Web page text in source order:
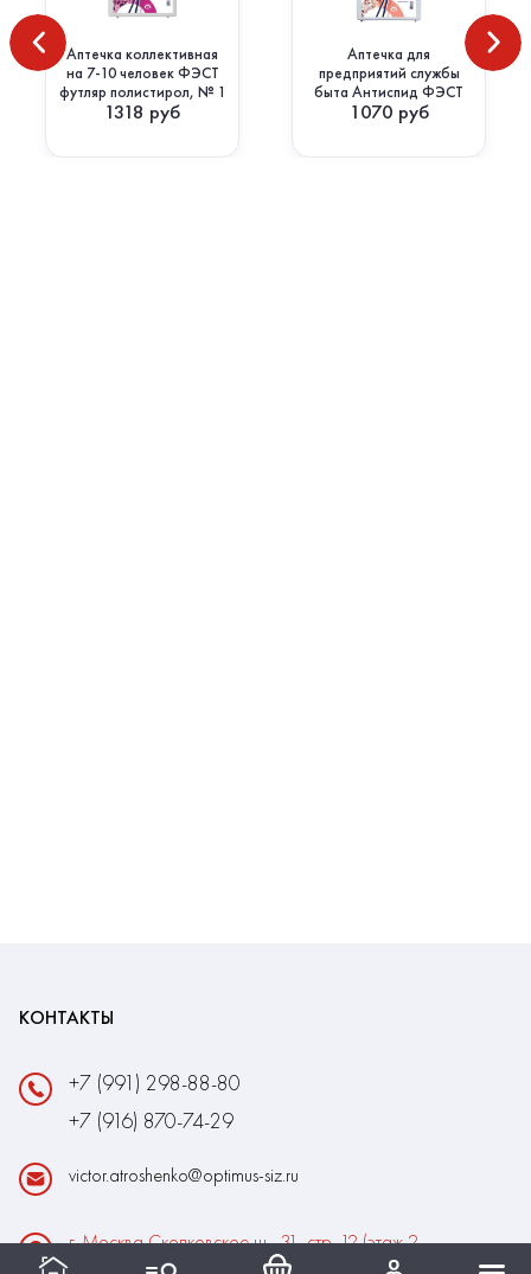
Аптечка коллективная
на 7-10 человек ФЭСТ
футляр полистирол, № 1
1318 руб
Аптечка для
предприятий службы
быта Антиспид ФЭСТ
1070 руб
КОНТАКТЫ
+7 (991) 298-88-80
+7 (916) 870-74-29
victor.atroshenko@optimus-siz.ru
г. Москва Сколковское ш., 31, стр. 12 (этаж 2,
помещение 22)